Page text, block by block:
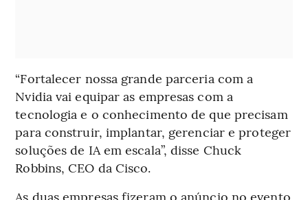
“Fortalecer nossa grande parceria com a
Nvidia vai equipar as empresas com a
tecnologia e o conhecimento de que precisam
para construir, implantar, gerenciar e proteger
soluções de IA em escala”, disse Chuck
Robbins, CEO da Cisco.
As duas empresas fizeram o anúncio no evento